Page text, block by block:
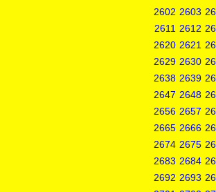
2602 2603
2611 2612
2620 2621
2629 2630
2638 2639
2647 2648
2656 2657
2665 2666
2674 2675
2683 2684
2692 2693